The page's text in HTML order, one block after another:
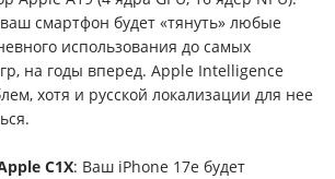
смартфон будет «тянуть» любые
использования до самых
на годы вперед. Apple Intelligence
хотя и русской локализации для нее
C1X: Ваш iPhone 17e будет